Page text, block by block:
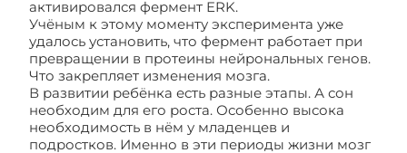
активировался фермент ERK.
Учёным к этому моменту эксперимента уже
удалось установить, что фермент работает при
превращении в протеины нейрональных генов.
Что закрепляет изменения мозга.
В развитии ребёнка есть разные этапы. А сон
необходим для его роста. Особенно высока
необходимость в нём у младенцев и
подростков. Именно в эти периоды жизни мозг